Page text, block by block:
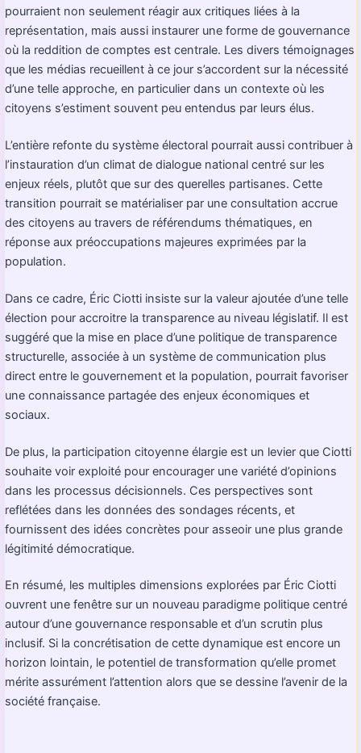
pourraient non seulement réagir aux critiques liées à la
représentation, mais aussi instaurer une forme de gouvernance
où la reddition de comptes est centrale. Les divers témoignages
que les médias recueillent à ce jour s’accordent sur la nécessité
d’une telle approche, en particulier dans un contexte où les
citoyens s’estiment souvent peu entendus par leurs élus.
L’entière refonte du système électoral pourrait aussi contribuer à
l’instauration d’un climat de dialogue national centré sur les
enjeux réels, plutôt que sur des querelles partisanes. Cette
transition pourrait se matérialiser par une consultation accrue
des citoyens au travers de référendums thématiques, en
réponse aux préoccupations majeures exprimées par la
population.
Dans ce cadre, Éric Ciotti insiste sur la valeur ajoutée d’une telle
élection pour accroitre la transparence au niveau législatif. Il est
suggéré que la mise en place d’une politique de transparence
structurelle, associée à un système de communication plus
direct entre le gouvernement et la population, pourrait favoriser
une connaissance partagée des enjeux économiques et
sociaux.
De plus, la participation citoyenne élargie est un levier que Ciotti
souhaite voir exploité pour encourager une variété d’opinions
dans les processus décisionnels. Ces perspectives sont
reflétées dans les données des sondages récents, et
fournissent des idées concrètes pour asseoir une plus grande
légitimité démocratique.
En résumé, les multiples dimensions explorées par Éric Ciotti
ouvrent une fenêtre sur un nouveau paradigme politique centré
autour d’une gouvernance responsable et d’un scrutin plus
inclusif. Si la concrétisation de cette dynamique est encore un
horizon lointain, le potentiel de transformation qu’elle promet
mérite assurément l’attention alors que se dessine l’avenir de la
société française.